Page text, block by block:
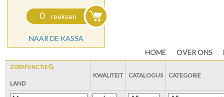
0 reeksen
NAAR DE KASSA
HOME
OVER ONS
ZOEKFUNCTIE
LAND
KWALITEIT CATALOGUS CATEGORIE